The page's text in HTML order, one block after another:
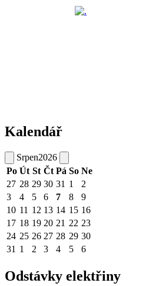
Kalendář
Srpen2026
Po Út St Čt Pá So Ne
27 28 29 30 31 1
2
3
4 5 6 7 8
9
10 11 12 13 14 15 16
17 18 19 20 21 22 23
24 25 26 27 28 29 30
31 1 2 3 4 5 6
Odstávky elektřiny